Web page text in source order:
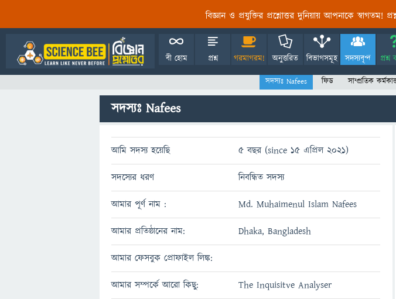
বিজ্ঞান ও প্রযুক্তির প্রশ্নোত্তর দুনিয়ায় আপনাকে স্বাগতম!
বী হোম প্রশ্ন গরমাগরম! অনুত্তরিত বিভাগসমূহ সদস্যবৃন্দ
সদস্যঃ Nafees ফিড সাম্প্রতিক
সদস্যঃ Nafees
আমি সদস্য হয়েছি 5 বছর (since 15 এপ্রিল 2021)
সদস্যের ধরণ নিবন্ধিত সদস্য
আমার পূর্ণ নাম : Md. Muhaimenul Islam Nafees
আমার প্রতিষ্ঠানের নাম: Dhaka, Bangladesh
আমার ফেসবুক প্রোফাইল লিঙ্ক:
আমার সম্পর্কে আরো কিছু: The Inquisitve Analyser